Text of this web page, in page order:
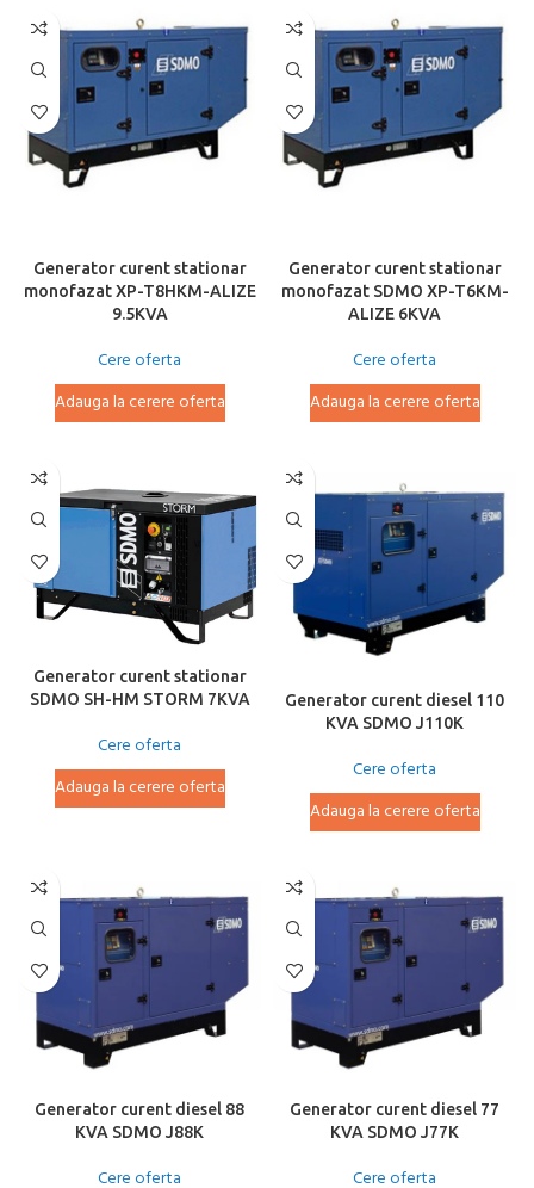
Generator curent stationar
monofazat XP-T8HKM-ALIZE
9.5KVA
Cere oferta
Adauga la cerere oferta
Generator curent stationar
monofazat SDMO XP-T6KM-
ALIZE 6KVA
Cere oferta
Adauga la cerere oferta
Generator curent stationar
SDMO SH-HM STORM 7KVA
Cere oferta
Adauga la cerere oferta
Generator curent diesel 110
KVA SDMO J110K
Cere oferta
Adauga la cerere oferta
Generator curent diesel 88
KVA SDMO J88K
Cere oferta
Generator curent diesel 77
KVA SDMO J77K
Cere oferta